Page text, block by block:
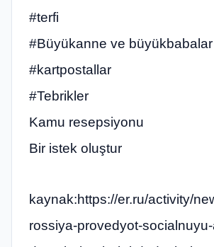
#terfi
#Büyükanne ve
#kartpostallar
#Tebrikler
Kamu resepsiyonu
Bir istek oluştur
kaynak:https://er.ru/activity/
rossiya-provedyot-